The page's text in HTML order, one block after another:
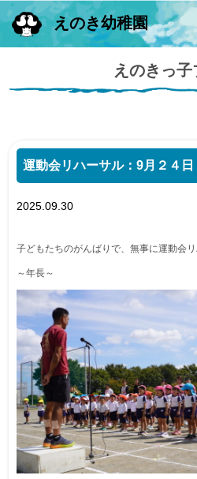
えのき幼稚園
えのきっ子
運動会リハーサル：9月２４日
2025.09.30
子どもたちのがんばりで、無事に運動会
～年長～